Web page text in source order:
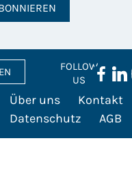
Über uns
Kontakt
Datenschutz
AGB
FOLLOW
US